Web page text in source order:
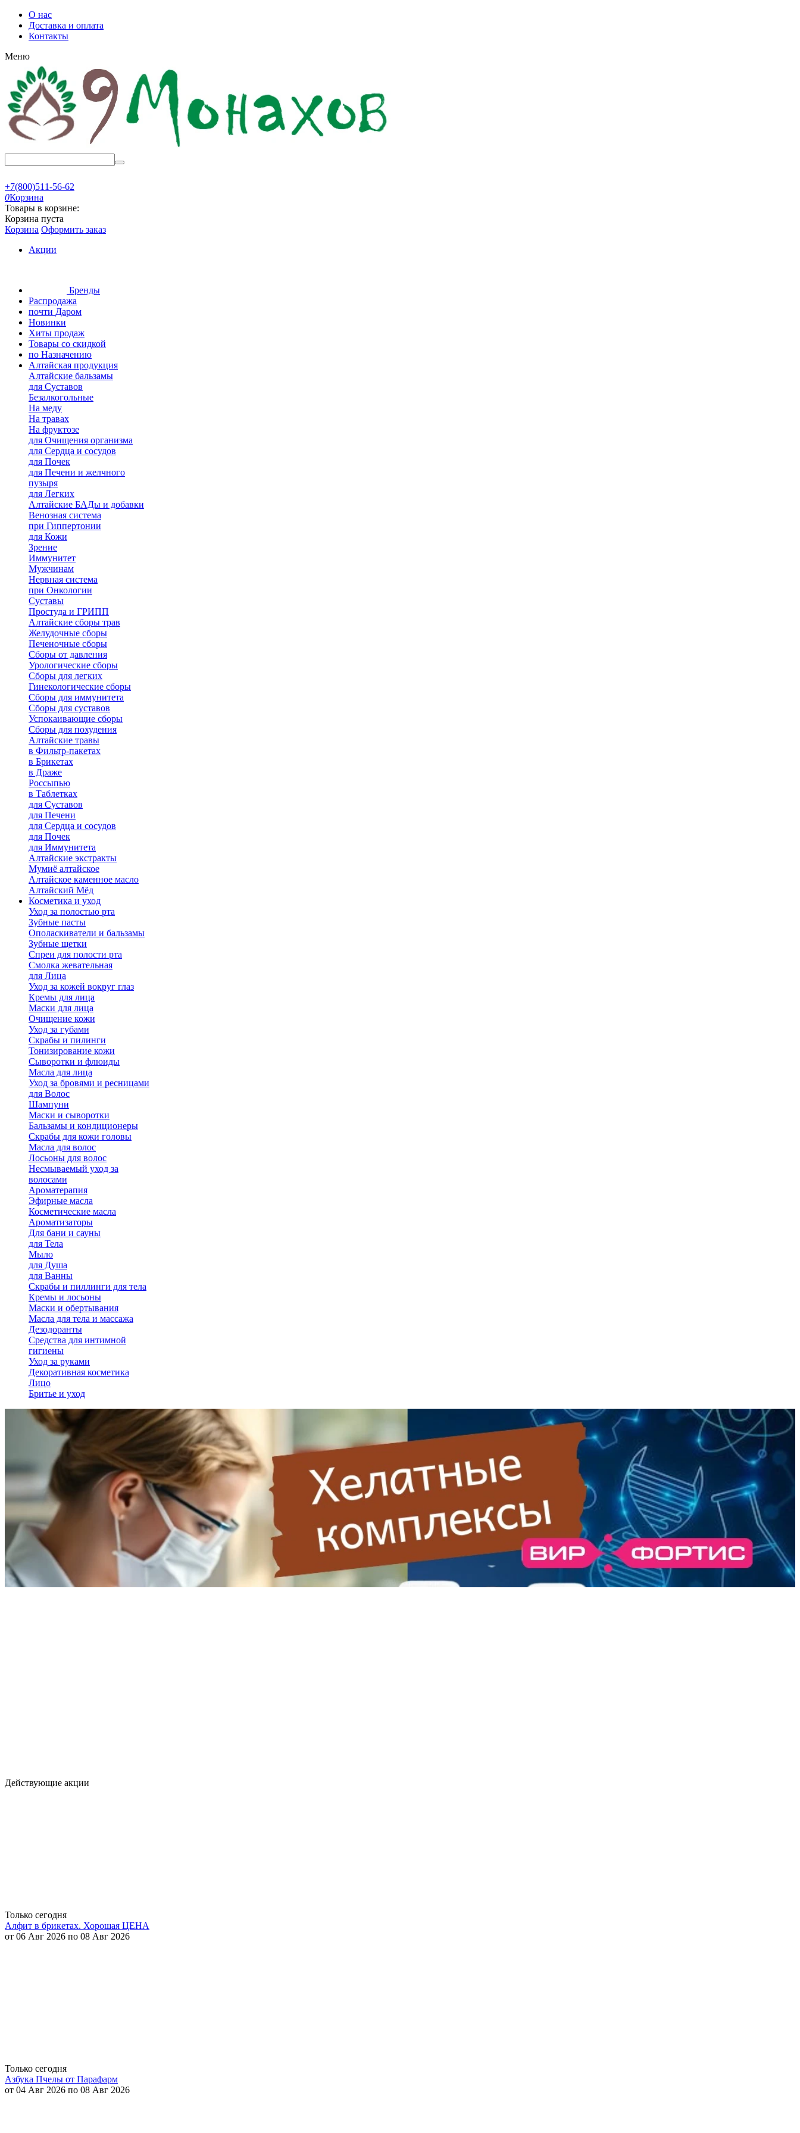
О нас
Доставка и оплата
Контакты
Меню
+7(800)511-56-62
0Корзина
Товары в корзине:
Корзина пуста
Корзина Оформить заказ
Акции
Бренды
Распродажа
почти Даром
Новинки
Хиты продаж
Товары со скидкой
по Назначению
Алтайская продукция
Алтайские бальзамы
для Суставов
Безалкогольные
На меду
На травах
На фруктозе
для Очищения организма
для Сердца и сосудов
для Почек
для Печени и желчного
пузыря
для Легких
Алтайские БАДы и добавки
Венозная система
при Гиппертонии
для Кожи
Зрение
Иммунитет
Мужчинам
Нервная система
при Онкологии
Суставы
Простуда и ГРИПП
Алтайские сборы трав
Желудочные сборы
Печеночные сборы
Сборы от давления
Урологические сборы
Сборы для легких
Гинекологические сборы
Сборы для иммунитета
Сборы для суставов
Успокаивающие сборы
Сборы для похудения
Алтайские травы
в Фильтр-пакетах
в Брикетах
в Драже
Россыпью
в Таблетках
для Cуставов
для Печени
для Сердца и сосудов
для Почек
для Иммунитета
Алтайские экстракты
Мумиё алтайское
Алтайское каменное масло
Алтайский Мёд
Косметика и уход
Уход за полостью рта
Зубные пасты
Ополаскиватели и бальзамы
Зубные щетки
Спреи для полости рта
Смолка жевательная
для Лица
Уход за кожей вокруг глаз
Кремы для лица
Маски для лица
Очищение кожи
Уход за губами
Скрабы и пилинги
Тонизирование кожи
Сыворотки и флюиды
Масла для лица
Уход за бровями и ресницами
для Волос
Шампуни
Маски и сыворотки
Бальзамы и кондиционеры
Скрабы для кожи головы
Масла для волос
Лосьоны для волос
Несмываемый уход за
волосами
Ароматерапия
Эфирные масла
Косметические масла
Ароматизаторы
Для бани и сауны
для Тела
Мыло
для Душа
для Ванны
Скрабы и пиллинги для тела
Кремы и лосьоны
Маски и обертывания
Масла для тела и массажа
Дезодоранты
Средства для интимной
гигиены
Уход за руками
Декоративная косметика
Лицо
Бритье и уход
Действующие акции
Только сегодня
Алфит в брикетах. Хорошая ЦЕНА
от 06 Авг 2026 по 08 Авг 2026
Только сегодня
Азбука Пчелы от Парафарм
от 04 Авг 2026 по 08 Авг 2026